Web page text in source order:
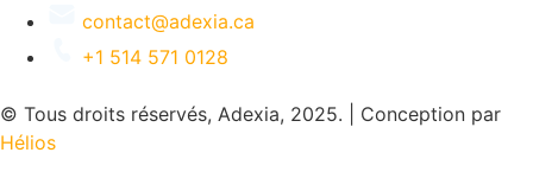
contact@adexia.ca
+1 514 571 0128
© Tous droits réservés, Adexia, 2025. | Conception par
Hélios